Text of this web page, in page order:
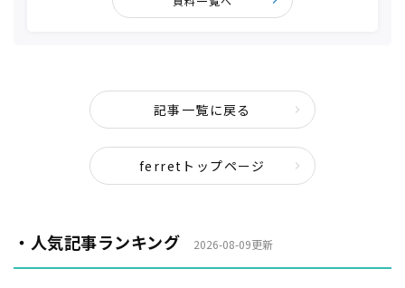
記事一覧に戻る
ferretトップページ
・人気記事ランキング 2026-08-09更新